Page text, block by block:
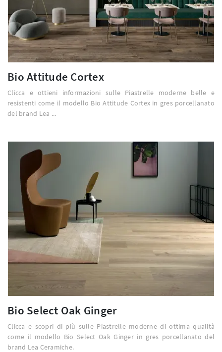
Bio Attitude Cortex
Clicca e ottieni informazioni sulle Piastrelle moderne belle e
resistenti come il modello Bio Attitude Cortex in gres porcellanato
del brand Lea ...
Bio Select Oak Ginger
Clicca e scopri di più sulle Piastrelle moderne di ottima qualità
come il modello Bio Select Oak Ginger in gres porcellanato del
brand Lea Ceramiche.